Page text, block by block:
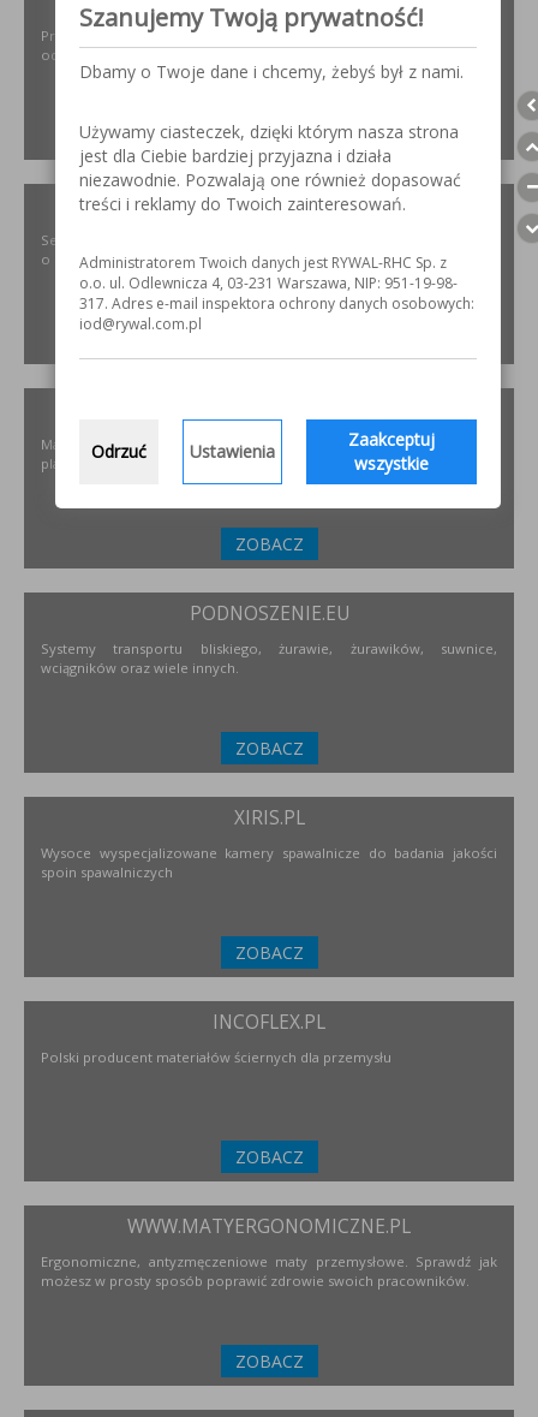
Projektowanie i dobór, montaż, serwis instalacji i urządzeń
odpylających dla różnych gałęzi przemysłu.
ZOBACZ
SZLIFOWANIE.INFO
Serwis internetowy poświęcony obróbce stali nierdzewnej. Wszystko
o materiałach, urządzeniach i technologiach.
Materiały i urządzenia do napawania i regeneracji. Układy
plastyfikujące oraz obróbka CNC.
ZOBACZ
PODNOSZENIE.EU
Systemy transportu bliskiego, żurawie, żurawików, suwnice,
wciągników oraz wiele innych.
ZOBACZ
XIRIS.PL
Wysoce wyspecjalizowane kamery spawalnicze do badania jakości
spoin spawalniczych
ZOBACZ
INCOFLEX.PL
Polski producent materiałów ściernych dla przemysłu
ZOBACZ
WWW.MATYERGONOMICZNE.PL
Ergonomiczne, antyzmęczeniowe maty przemysłowe. Sprawdź jak
możesz w prosty sposób poprawić zdrowie swoich pracowników.
ZOBACZ
Szanujemy Twoją prywatność!
Dbamy o Twoje dane i chcemy, żebyś był z nami.
Używamy ciasteczek, dzięki którym nasza strona
jest dla Ciebie bardziej przyjazna i działa
niezawodnie. Pozwalają one również dopasować
treści i reklamy do Twoich zainteresowań.
Administratorem Twoich danych jest RYWAL-RHC Sp. z
o.o. ul. Odlewnicza 4, 03-231 Warszawa, NIP: 951-19-98-
317. Adres e-mail inspektora ochrony danych osobowych:
iod@rywal.com.pl
Odrzuć Ustawienia
Zaakceptuj
wszystkie